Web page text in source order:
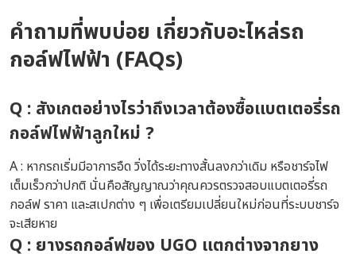
คำถามที่พบบ่อย เกี่ยวกับอะไหล่รถ
กอล์ฟไฟฟ้า (FAQs)
Q : สังเกตอย่างไรว่าถึงเวลาต้องซื้อแบตเตอรี่รถ
กอล์ฟไฟฟ้าลูกใหม่ ?
A : หากรถเริ่มมีอาการอืด วิ่งได้ระยะทางสั้นลงกว่าเดิม หรือชาร์จไฟ
เต็มเร็วกว่าปกติ นั่นคือสัญญาณว่าคุณควรตรวจสอบแบตเตอรี่รถ
กอล์ฟ ราคา และสเปกต่าง ๆ เพื่อเตรียมเปลี่ยนใหม่ก่อนที่ระบบชาร์จ
จะเสียหาย
Q : ยางรถกอล์ฟของ UGO แตกต่างจากยาง